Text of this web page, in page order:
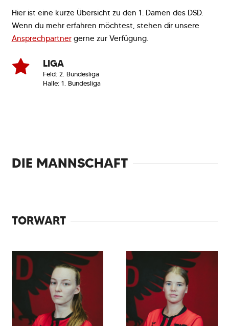
Hier ist eine kurze Übersicht zu den 1. Damen des DSD.
Wenn du mehr erfahren möchtest, stehen dir unsere
Ansprechpartnergerne zur Verfügung.
LIGA
Feld: 2. Bundesliga
Halle: 1. Bundesliga
DIE MANNSCHAFT
TORWART